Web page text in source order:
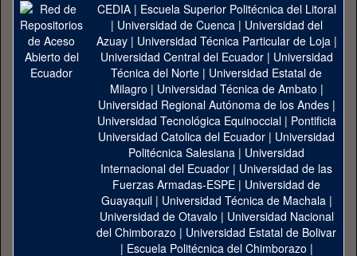
CEDIA| Escuela Superior Politécnica del Litoral
| Universidad de Cuenca| Universidad del
Azuay| Universidad Técnica Particular de Loja|
Universidad Central del Ecuador| Universidad
Técnica del Norte | Universidad Estatal de
Milagro | Universidad Técnica de Ambato |
Universidad Regional Autónoma de los Andes|
Universidad Tecnológica Equinoccial| Pontificia
Universidad Catolica del Ecuador | Universidad
Politécnica Salesiana | Universidad
Internacional del Ecuador | Universidad de las
Fuerzas Armadas-ESPE | Universidad de
Guayaquil| Universidad Técnica de Machala|
Universidad de Otavalo | Universidad Nacional
del Chimborazo | Universidad Estatal de Bolivar
| Escuela Politécnica del Chimborazo |